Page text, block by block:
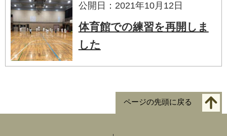
公開日：2021年10月12日
体育館での練習を再開しま
した
ページの先頭に戻る